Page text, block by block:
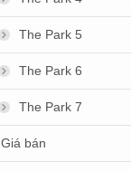
The Park 5
The Park 6
The Park 7
Giá bán